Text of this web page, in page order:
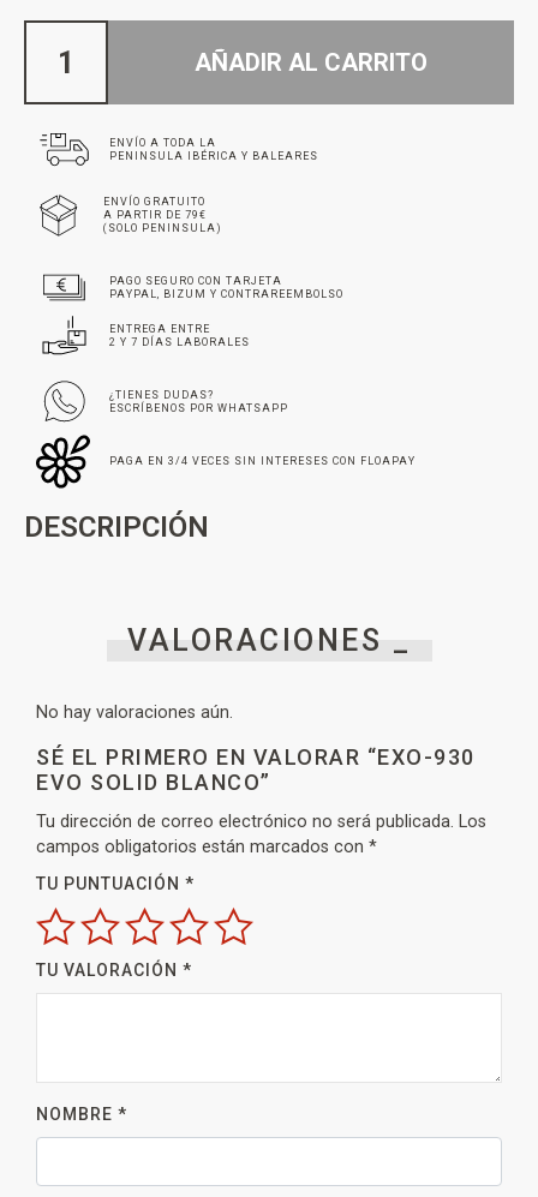
AÑADIR AL CARRITO
ENVÍO A TODA LA
PENINSULA IBÉRICA Y BALEARES
ENVÍO GRATUITO
A PARTIR DE 79€
(SOLO PENINSULA)
PAGO SEGURO CON TARJETA
PAYPAL, BIZUM Y CONTRAREEMBOLSO
ENTREGA ENTRE
2 Y 7 DÍAS LABORALES
¿TIENES DUDAS?
ESCRÍBENOS POR WHATSAPP
PAGA EN 3/4 VECES SIN INTERESES CON FLOAPAY
DESCRIPCIÓN
VALORACIONES _
No hay valoraciones aún.
SÉ EL PRIMERO EN VALORAR “EXO-930
EVO SOLID BLANCO”
Tu dirección de correo electrónico no será publicada. Los
campos obligatorios están marcados con *
TU PUNTUACIÓN *
TU VALORACIÓN *
NOMBRE *